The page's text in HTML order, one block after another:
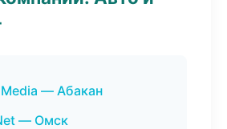
— Абакан
— Омск